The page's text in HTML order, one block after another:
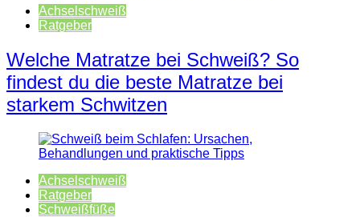
Achselschweiß
Ratgeber
Welche Matratze bei Schweiß? So
findest du die beste Matratze bei
starkem Schwitzen
Achselschweiß
Ratgeber
Schweißfüße